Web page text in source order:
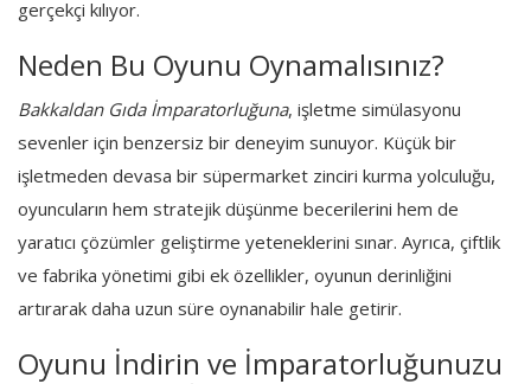
gerçekçi kılıyor.
Neden Bu Oyunu Oynamalısınız?
Bakkaldan Gıda İmparatorluğuna, işletme simülasyonu
sevenler için benzersiz bir deneyim sunuyor. Küçük bir
işletmeden devasa bir süpermarket zinciri kurma yolculuğu,
oyuncuların hem stratejik düşünme becerilerini hem de
yaratıcı çözümler geliştirme yeteneklerini sınar. Ayrıca, çiftlik
ve fabrika yönetimi gibi ek özellikler, oyunun derinliğini
artırarak daha uzun süre oynanabilir hale getirir.
Oyunu İndirin ve İmparatorluğunuzu